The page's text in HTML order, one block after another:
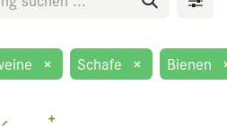
× Schafe × Bienen